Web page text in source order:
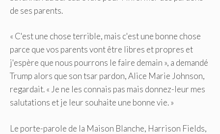
de ses parents.
« C'est une chose terrible, mais c'est une bonne chose
parce que vos parents vont être libres et propres et
j'espère que nous pourrons le faire demain », a demandé
Trump alors que son tsar pardon, Alice Marie Johnson,
regardait. « Je ne les connais pas mais donnez-leur mes
salutations et je leur souhaite une bonne vie. »
Le porte-parole de la Maison Blanche, Harrison Fields,